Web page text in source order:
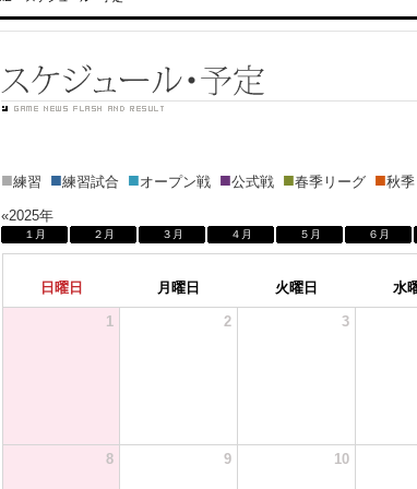
■練習 ■練習試合 ■オープン戦 ■公式戦 ■春季リーグ ■秋
«2025年
１月 ２月 ３月 ４月 ５月 ６月
日曜日 月曜日 火曜日 水
1 2 3
8 9 10